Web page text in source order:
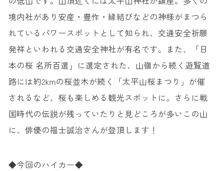
境内社があり​​安産・豊作・縁結びなどの神様がまつら
れているパワースポットとして知られ、交通安全祈願
発祥といわれる交通安全神社が有名です。また、「日
本の桜 名所百選」に選定された、山嶺から続く遊覧道
路には約2kmの桜並木が続く「太平山桜まつり」が催
されるなど、桜も楽しめる観光スポットに。さらに戦
国時代の伝説が残っていたりと見どころが多いこの山
に、俳優の福士誠治さんが登頂します！
◆今回のハイカー◆